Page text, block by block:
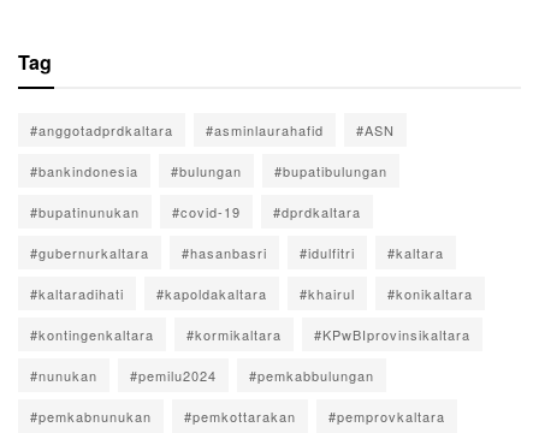
Tag
#anggotadprdkaltara #asminlaurahafid #ASN
#bankindonesia #bulungan #bupatibulungan
#bupatinunukan #covid-19 #dprdkaltara
#gubernurkaltara #hasanbasri #idulfitri #kaltara
#kaltaradihati #kapoldakaltara #khairul #konikaltara
#kontingenkaltara #kormikaltara #KPwBIprovinsikaltara
#nunukan #pemilu2024 #pemkabbulungan
#pemkabnunukan #pemkottarakan #pemprovkaltara